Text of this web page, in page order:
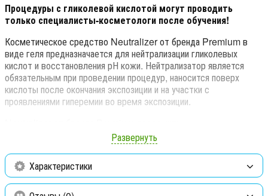
Процедуры с гликолевой кислотой могут проводить
только специалисты-косметологи после обучения!
Косметическое средство Neutralizer от бренда Premium в
виде геля предназначается для нейтрализации гликолевых
кислот и восстановления рН кожи. Нейтрализатор является
обязательным при проведении процедур, наносится поверх
кислоты после окончания экспозиции и на участки с
проявлениями гиперемии во время экспозиции.
кремофор,
натрозол,
Развернуть
Характеристики